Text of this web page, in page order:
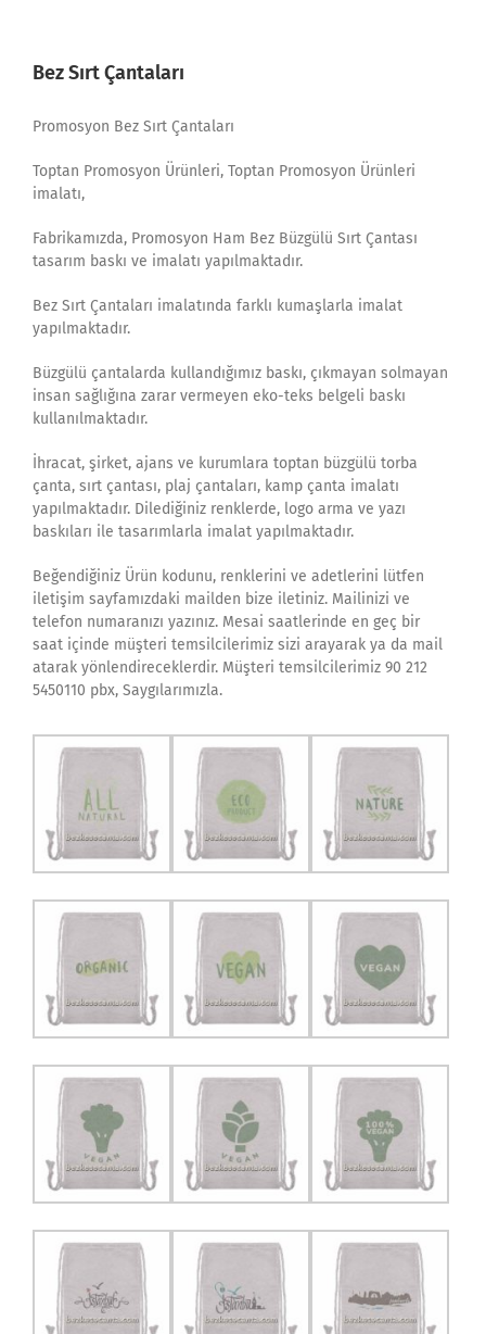
Bez Sırt Çantaları
Promosyon Bez Sırt Çantaları
Toptan Promosyon Ürünleri, Toptan Promosyon Ürünleri
imalatı,
Fabrikamızda, Promosyon Ham Bez Büzgülü Sırt Çantası
tasarım baskı ve imalatı yapılmaktadır.
Bez Sırt Çantaları imalatında farklı kumaşlarla imalat
yapılmaktadır.
Büzgülü çantalarda kullandığımız baskı, çıkmayan solmayan
insan sağlığına zarar vermeyen eko-teks belgeli baskı
kullanılmaktadır.
İhracat, şirket, ajans ve kurumlara toptan büzgülü torba
çanta, sırt çantası, plaj çantaları, kamp çanta imalatı
yapılmaktadır. Dilediğiniz renklerde, logo arma ve yazı
baskıları ile tasarımlarla imalat yapılmaktadır.
Beğendiğiniz Ürün kodunu, renklerini ve adetlerini lütfen
iletişim sayfamızdaki mailden bize iletiniz. Mailinizi ve
telefon numaranızı yazınız. Mesai saatlerinde en geç bir
saat içinde müşteri temsilcilerimiz sizi arayarak ya da mail
atarak yönlendireceklerdir. Müşteri temsilcilerimiz 90 212
5450110 pbx, Saygılarımızla.